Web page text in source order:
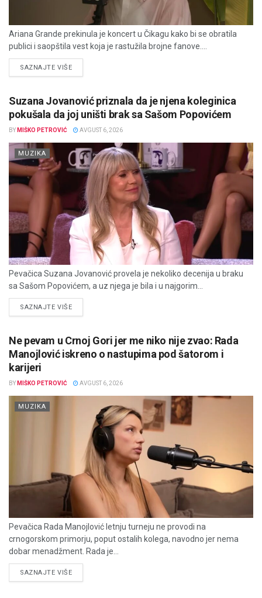
Ariana Grande prekinula je koncert u Čikagu kako bi se obratila
publici i saopštila vest koja je rastužila brojne fanove....
SAZNAJTE VIŠEDETAILS
Suzana Jovanović priznala da je njena koleginica
pokušala da joj uništi brak sa Sašom Popovićem
BY MIŠKO PETROVIĆ AVGUST 6, 2026
MUZIKA
Pevačica Suzana Jovanović provela je nekoliko decenija u braku
sa Sašom Popovićem, a uz njega je bila i u najgorim...
SAZNAJTE VIŠEDETAILS
Ne pevam u Crnoj Gori jer me niko nije zvao: Rada
Manojlović iskreno o nastupima pod šatorom i
karijeri
BY MIŠKO PETROVIĆ AVGUST 6, 2026
MUZIKA
Pevačica Rada Manojlović letnju turneju ne provodi na
crnogorskom primorju, poput ostalih kolega, navodno jer nema
dobar menadžment. Rada je...
SAZNAJTE VIŠEDETAILS